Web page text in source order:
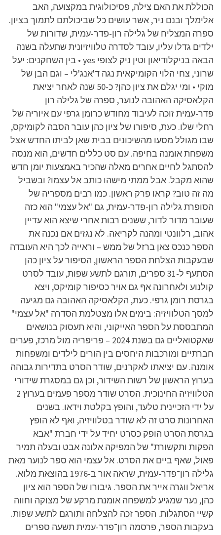
הכוללת את האם צילה, פסיכולוגית במקצועה, האב
אלימלך ובנם ניר, אשר עושים כל שביכולתם לתמוך בציון.
ספרה המצליח של גלילה רון-פדר-עמית, שדורות של
ילדים גדלו עליו, עובד לסדרה טלוויזיונית שתעלה בשנה
הבאה בניקלודיאון וטין ניק לצופי yes • בין השחקנים: יעל
שרוני, צחי הלוי הקומיקאית נגה ד'אנג'לי – וגם הבן של
מוקי • ומי יגלם את ציון כהן? כ-50 שנה לאחר יציאת
הקלאסיקה האהובה לנוער, ספרה של גלילה רון
פדר-עמית זוכה לעיבוד מחודש כרומן גרפי עם איוריה של
רחלי שלו. כעת, סיפורו של ציון כהן עובר הסבה לקומיקס,
שבו מגולל מסעו מהשיכונים בבית שאן לביתו החדש אצל
משפחת אומנה בחיפה. עם סט כללים חדשים, הוא מנסה
להסתגל לחיים אחרים מאלה שהכיר באמצעות יומן חדש
שהוא מקבל. אבל ממתי מישהו כותב אל עצמו? ובשביל
מה זה טוב? קראו פרק ראשון. כמו רבים מספריה של
הסופרת גלילה רון-פדר-עמית, גם "אל עצמי" הוא כזה
שעובר מדור לדור, ששנים רבות אחרי שיצא הוא עדיין
אהוב, רלוונטי ומהנה לקריאה. לא נגזים אם נכנה את
הספר כנכס צאן ברזל של ממש – וראייה לכך היא העובדה
שבעקבות הצלחת הספר הראשון, הסיפור על ציון כהן
הסתעף ל-31 ספרים, תורגם לתשע שפות, עובד לסרט
קולנוע ולאחרונה אף גם אויר כסיפור קומיקס, ויצא
בגרסת רומן גרפי. כעת, הקלאסיקה האהובה גם מגיעה
למסך הטלוויזיה: בימים אלו מצטלמת הסדרה "אל עצמי"
המתבססת על הספר האייקוני, והיא תעסוק בנושאים
שאקטואליים גם בשנת 2024 – פריפריה מול מרכז, פערים
חברתיים ומורכבות היחסים בין הורים לילדים ומשפחות
אומנה. עם יציאתו לאקרנים, שודר הסרט בתדירות גבוהה
בערוץ הראשון של רשות השידור, וכן גם במסגרת שידורי
הטלוויזיה החינוכית. הסרט שודר מספר פעמים בערוץ 2
על ידי הזכיינית טלעד, והופץ בקלטת וידאו. בשנים
האחרונות סרט זה לא שודר בטלוויזיה, ואף לא הופץ
בגרסת הסרט הופק כסרט יחיד על ידי חברת "אבא
הפקות ותקשורת" של המפיקה אלונה אבט ובעלה תמיר
פאול, שאף ביים את הסרט. אל עצמי הוא ספר לנוער מאת
גלילה רון־פדר-עמית, שראה אור ב-1976 בהוצאת מלוא.
אריאל ווגרה אייר את הספר. גיבורו של הספר הוא ציון
כהן, נער שמגיע למשפחה אומנת מרקע של מצוקה וחווה
קשיי הסתגלות. הספר זכה להצלחה ותורגם לתשע שפות.
בעקבות הספר, פרסמה רון־פדר-עמית תשעה ספרים